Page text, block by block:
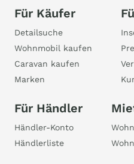
Für Käufer
Detailsuche
Wohnmobil kaufen
Caravan kaufen
Marken
Für Händler
Händler-Konto
Händlerliste